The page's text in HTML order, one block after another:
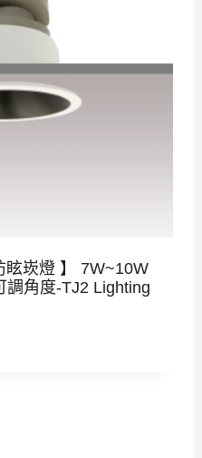
眩崁燈 】 7W~10W
角度-TJ2 Lighting